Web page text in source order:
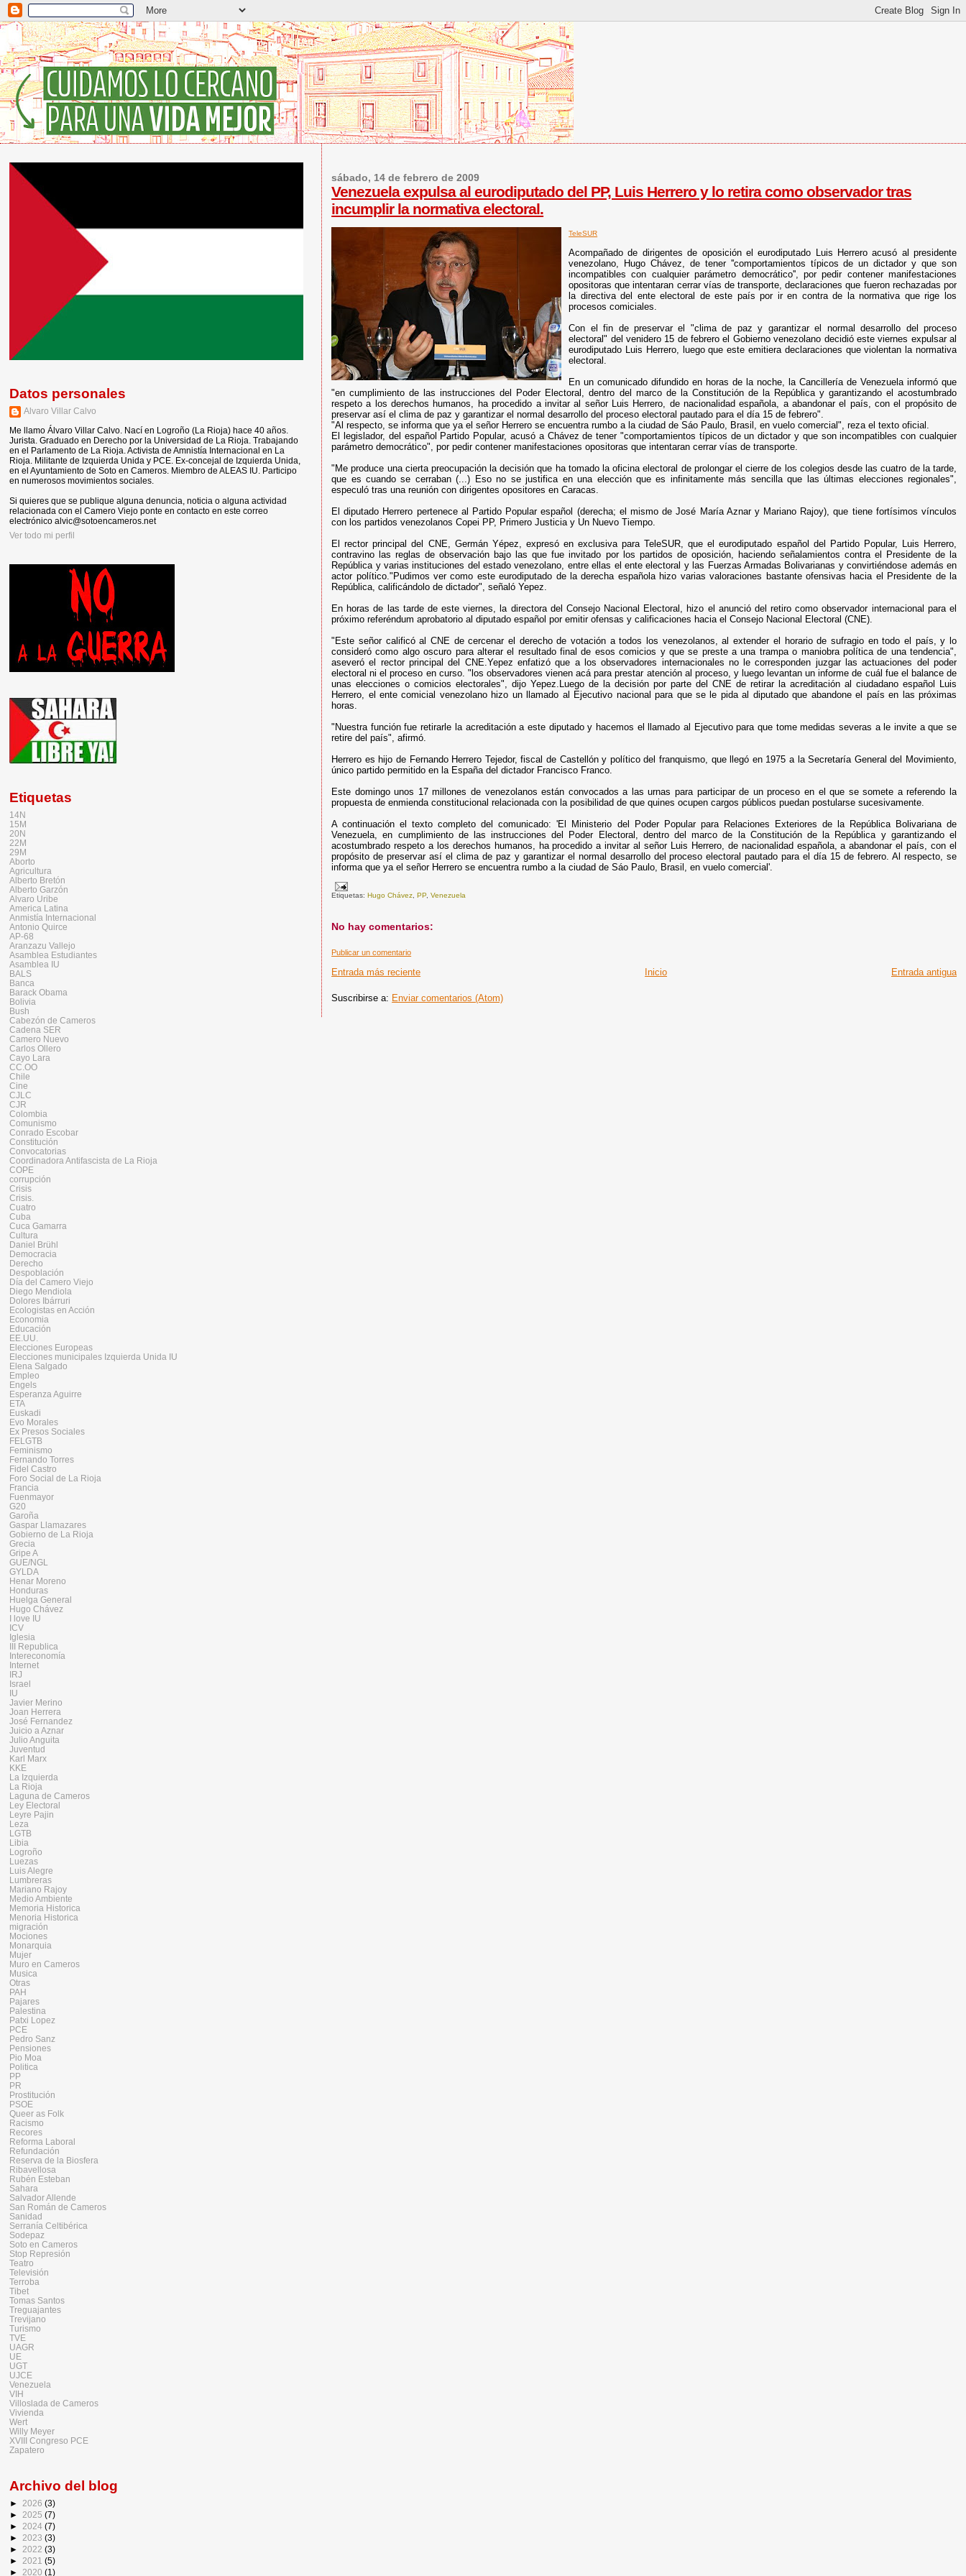
sábado, 14 de febrero de 2009
Venezuela expulsa al eurodiputado del PP, Luis Herrero y lo retira como observador tras
incumplir la normativa electoral.
TeleSUR
Acompañado de dirigentes de oposición el eurodiputado Luis Herrero acusó al presidente
venezolano, Hugo Chávez, de tener ''comportamientos típicos de un dictador y que son
incompatibles con cualquier parámetro democrático'', por pedir contener manifestaciones
opositoras que intentaran cerrar vías de transporte, declaraciones que fueron rechazadas por
la directiva del ente electoral de este país por ir en contra de la normativa que rige los
procesos comiciales.
Con el fin de preservar el "clima de paz y garantizar el normal desarrollo del proceso
electoral" del venidero 15 de febrero el Gobierno venezolano decidió este viernes expulsar al
eurodiputado Luis Herrero, luego que este emitiera declaraciones que violentan la normativa
electoral.
En un comunicado difundido en horas de la noche, la Cancillería de Venezuela informó que
"en cumplimiento de las instrucciones del Poder Electoral, dentro del marco de la Constitución de la República y garantizando el acostumbrado
respeto a los derechos humanos, ha procedido a invitar al señor Luis Herrero, de nacionalidad española, a abandonar el país, con el propósito de
preservar así el clima de paz y garantizar el normal desarrollo del proceso electoral pautado para el día 15 de febrero".
"Al respecto, se informa que ya el señor Herrero se encuentra rumbo a la ciudad de Sáo Paulo, Brasil, en vuelo comercial", reza el texto oficial.
El legislador, del español Partido Popular, acusó a Chávez de tener "comportamientos típicos de un dictador y que son incompatibles con cualquier
parámetro democrático", por pedir contener manifestaciones opositoras que intentaran cerrar vías de transporte.
"Me produce una cierta preocupación la decisión que ha tomado la oficina electoral de prolongar el cierre de los colegios desde las cuatro de la tarde,
que es cuando se cerraban (...) Eso no se justifica en una elección que es infinitamente más sencilla que las últimas elecciones regionales",
especuló tras una reunión con dirigentes opositores en Caracas.
El diputado Herrero pertenece al Partido Popular español (derecha; el mismo de José María Aznar y Mariano Rajoy), que tiene fortísimos vínculos
con los partidos venezolanos Copei PP, Primero Justicia y Un Nuevo Tiempo.
El rector principal del CNE, Germán Yépez, expresó en exclusiva para TeleSUR, que el eurodiputado español del Partido Popular, Luis Herrero,
contravino las reglas de observación bajo las que fue invitado por los partidos de oposición, haciendo señalamientos contra el Presidente de la
República y varias instituciones del estado venezolano, entre ellas el ente electoral y las Fuerzas Armadas Bolivarianas y convirtiéndose además en
actor político."Pudimos ver como este eurodiputado de la derecha española hizo varias valoraciones bastante ofensivas hacia el Presidente de la
República, calificándolo de dictador", señaló Yepez.
En horas de las tarde de este viernes, la directora del Consejo Nacional Electoral, hizo el anunció del retiro como observador internacional para el
próximo referéndum aprobatorio al diputado español por emitir ofensas y calificaciones hacia el Consejo Nacional Electoral (CNE).
"Este señor calificó al CNE de cercenar el derecho de votación a todos los venezolanos, al extender el horario de sufragio en todo el país, y lo
consideró como algo oscuro para alterar el resultado final de esos comicios y que se preste a una trampa o maniobra política de una tendencia",
aseveró el rector principal del CNE.Yepez enfatizó que a los observadores internacionales no le corresponden juzgar las actuaciones del poder
electoral ni el proceso en curso. "los observadores vienen acá para prestar atención al proceso, y luego levantan un informe de cuál fue el balance de
unas elecciones o comicios electorales", dijo Yepez.Luego de la decisión por parte del CNE de retirar la acreditación al ciudadano español Luis
Herrero, el ente comicial venezolano hizo un llamado al Ejecutivo nacional para que se le pida al diputado que abandone el país en las próximas
horas.
"Nuestra función fue retirarle la acreditación a este diputado y hacemos el llamado al Ejecutivo para que tome medidas severas a le invite a que se
retire del país", afirmó.
Herrero es hijo de Fernando Herrero Tejedor, fiscal de Castellón y político del franquismo, que llegó en 1975 a la Secretaría General del Movimiento,
único partido permitido en la España del dictador Francisco Franco.
Este domingo unos 17 millones de venezolanos están convocados a las urnas para participar de un proceso en el que se somete a referendo la
propuesta de enmienda constitucional relacionada con la posibilidad de que quines ocupen cargos públicos puedan postularse sucesivamente.
A continuación el texto completo del comunicado: 'El Ministerio del Poder Popular para Relaciones Exteriores de la República Bolivariana de
Venezuela, en cumplimiento de las instrucciones del Poder Electoral, dentro del marco de la Constitución de la República y garantizando el
acostumbrado respeto a los derechos humanos, ha procedido a invitar al señor Luis Herrero, de nacionalidad española, a abandonar el país, con el
propósito de preservar así el clima de paz y garantizar el normal desarrollo del proceso electoral pautado para el día 15 de febrero. Al respecto, se
informa que ya el señor Herrero se encuentra rumbo a la ciudad de Sáo Paulo, Brasil, en vuelo comercial'.
Etiquetas:Hugo Chávez ,PP,Venezuela
No hay comentarios:
Publicar un comentario
Entrada más reciente Entrada antigua
Inicio
Suscribirse a: Enviar comentarios (Atom)
Datos personales
Alvaro Villar Calvo
Me llamo Álvaro Villar Calvo. Nací en Logroño (La Rioja) hace 40 años.
Jurista. Graduado en Derecho por la Universidad de La Rioja. Trabajando
en el Parlamento de La Rioja. Activista de Amnistía Internacional en La
Rioja. Militante de Izquierda Unida y PCE. Ex-concejal de Izquierda Unida,
en el Ayuntamiento de Soto en Cameros. Miembro de ALEAS IU. Participo
en numerosos movimientos sociales.
Si quieres que se publique alguna denuncia, noticia o alguna actividad
relacionada con el Camero Viejo ponte en contacto en este correo
electrónico alvic@sotoencameros.net
Ver todo mi perfil
Etiquetas
14N
15M
20N
22M
29M
Aborto
Agricultura
Alberto Bretón
Alberto Garzón
Alvaro Uribe
America Latina
Anmistía Internacional
Antonio Quirce
AP-68
Aranzazu Vallejo
Asamblea Estudiantes
Asamblea IU
BALS
Banca
Barack Obama
Bolivia
Bush
Cabezón de Cameros
Cadena SER
Camero Nuevo
Carlos Ollero
Cayo Lara
CC.OO
Chile
Cine
CJLC
CJR
Colombia
Comunismo
Conrado Escobar
Constitución
Convocatorias
Coordinadora Antifascista de La Rioja
COPE
corrupción
Crisis
Crisis.
Cuatro
Cuba
Cuca Gamarra
Cultura
Daniel Brühl
Democracia
Derecho
Despoblación
Día del Camero Viejo
Diego Mendiola
Dolores Ibárruri
Ecologistas en Acción
Economia
Educación
EE.UU.
Elecciones Europeas
Elecciones municipales Izquierda Unida IU
Elena Salgado
Empleo
Engels
Esperanza Aguirre
ETA
Euskadi
Evo Morales
Ex Presos Sociales
FELGTB
Feminismo
Fernando Torres
Fidel Castro
Foro Social de La Rioja
Francia
Fuenmayor
G20
Garoña
Gaspar Llamazares
Gobierno de La Rioja
Grecia
Gripe A
GUE/NGL
GYLDA
Henar Moreno
Honduras
Huelga General
Hugo Chávez
I love IU
ICV
Iglesia
III Republica
Intereconomía
Internet
IRJ
Israel
IU
Javier Merino
Joan Herrera
José Fernandez
Juicio a Aznar
Julio Anguita
Juventud
Karl Marx
KKE
La Izquierda
La Rioja
Laguna de Cameros
Ley Electoral
Leyre Pajin
Leza
LGTB
Libia
Logroño
Luezas
Luis Alegre
Lumbreras
Mariano Rajoy
Medio Ambiente
Memoria Historica
Menoria Historica
migración
Mociones
Monarquia
Mujer
Muro en Cameros
Musica
Otras
PAH
Pajares
Palestina
Patxi Lopez
PCE
Pedro Sanz
Pensiones
Pio Moa
Politica
PP
PR
Prostitución
PSOE
Queer as Folk
Racismo
Recores
Reforma Laboral
Refundación
Reserva de la Biosfera
Ribavellosa
Rubén Esteban
Sahara
Salvador Allende
San Román de Cameros
Sanidad
Serranía Celtibérica
Sodepaz
Soto en Cameros
Stop Represión
Teatro
Televisión
Terroba
Tibet
Tomas Santos
Treguajantes
Trevijano
Turismo
TVE
UAGR
UE
UGT
UJCE
Venezuela
VIH
Villoslada de Cameros
Vivienda
Wert
Willy Meyer
XVIII Congreso PCE
Zapatero
Archivo del blog
► 2026 (3)
► 2025 (7)
► 2024 (7)
► 2023 (3)
► 2022 (3)
► 2021 (5)
► 2020 (1)